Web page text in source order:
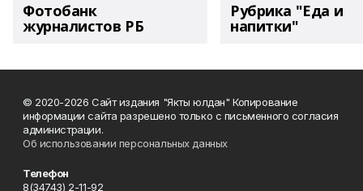
Фотобанк
журналистов РБ
Рубрика "Еда и
напитки"
© 2020-2026 Сайт издания "Якты юлдан" Копирование
информации сайта разрешено только с письменного согласия
администрации.
Об использовании персональных данных
Телефон
8(34743) 2-11-92